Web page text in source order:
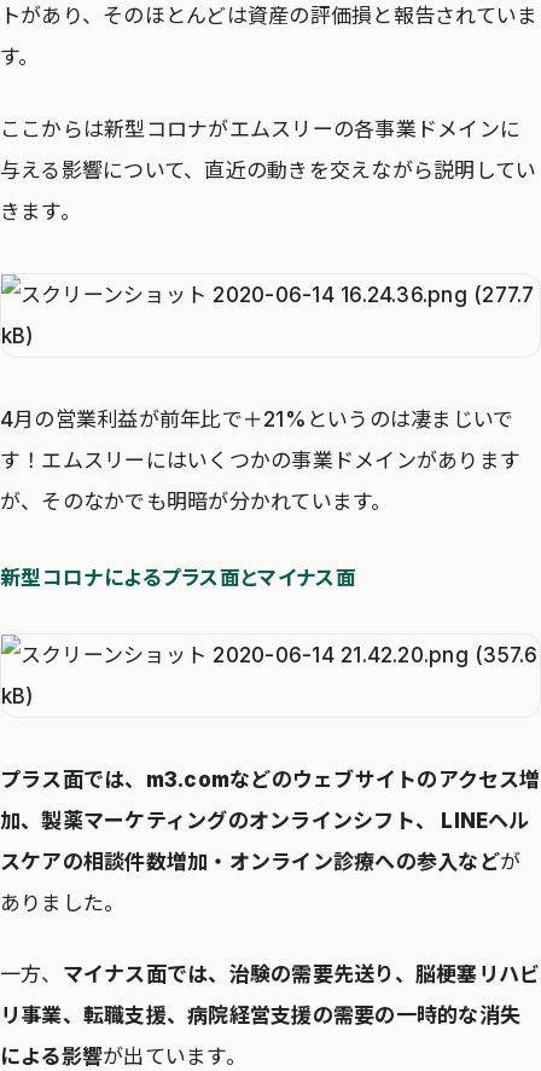
トがあり、そのほとんどは資産の評価損と報告されていま
す。
ここからは新型コロナがエムスリーの各事業ドメインに
与える影響について、直近の動きを交えながら説明してい
きます。
4月の営業利益が前年比で＋21%というのは凄まじいで
す！エムスリーにはいくつかの事業ドメインがあります
が、そのなかでも明暗が分かれています。
新型コロナによるプラス面とマイナス面
プラス面では、m3.comなどのウェブサイトのアクセス増
加、製薬マーケティングのオンラインシフト、 LINEヘル
スケアの相談件数増加・オンライン診療への参入などが
ありました。
一方、 マイナス面では、治験の需要先送り、脳梗塞リハビ
リ事業、転職支援、病院経営支援の需要の一時的な消失
による影響が出ています。